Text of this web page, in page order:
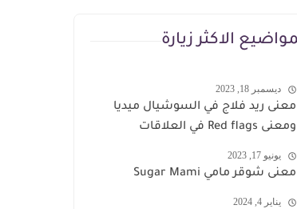
الاكثر زيارة
ديسمبر 18, 2023
معنى ريد فلاج في السوشيال ميديا
ومعنى Red flags في العلاقات
يونيو 17, 2023
معنى شوقر مامي Sugar Mami
يناير 4, 2024